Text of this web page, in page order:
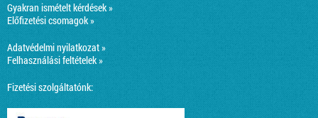
Gyakran ismételt kérdések »
Előfizetési csomagok »
Adatvédelmi nyilatkozat »
Felhasználási feltételek »
Fizetési szolgáltatónk: